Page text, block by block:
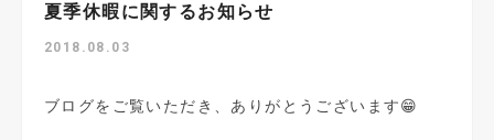
夏季休暇に関するお知らせ
2018.08.03
ブログをご覧いただき、ありがとうございます😁